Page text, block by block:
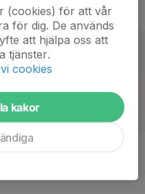
(cookies) för att vår
för dig. De används
att hjälpa oss att
tjänster.
cookies
kakor